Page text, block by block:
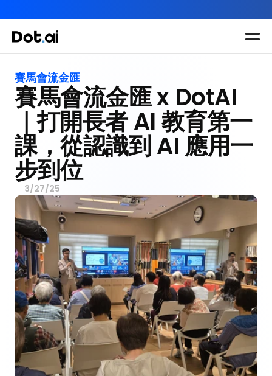
賽馬會流金匯
賽馬會流金匯 x DotAI
｜打開長者 AI 教育第一
課，從認識到 AI 應用一
步到位
3/27/25
Dot.AI Academy
全港最貼地AI課程
三大恆常課程 主題課程
所有課程
多種專項技能提
升課程
助你全面掌握AI
實用課程
我們有三大課程